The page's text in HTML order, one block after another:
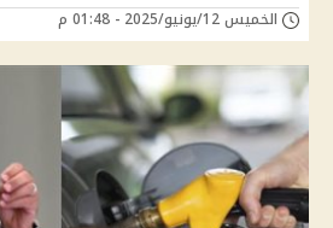
الخميس 12/يونيو/2025 - 01:48 م